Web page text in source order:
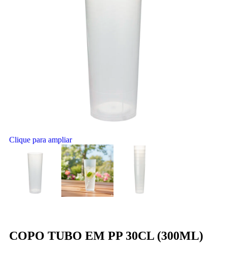
Clique para ampliar
COPO TUBO EM PP 30CL (300ML)